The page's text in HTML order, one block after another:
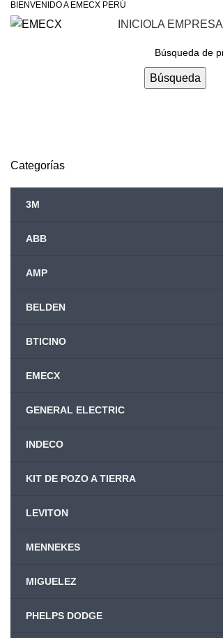
BIENVENIDO A EMECX PERÚ
INICIOLA EMPRESA
Búsqueda
Categorías
3M
ABB
AMP
BELDEN
BTICINO
EMECX
GENERAL ELECTRIC
INDECO
KIT DE POZO A TIERRA
LEVITON
MENNEKES
MIGUELEZ
PHELPS DODGE